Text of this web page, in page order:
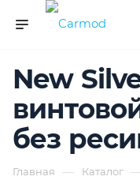
New
без
Главная — Каталог